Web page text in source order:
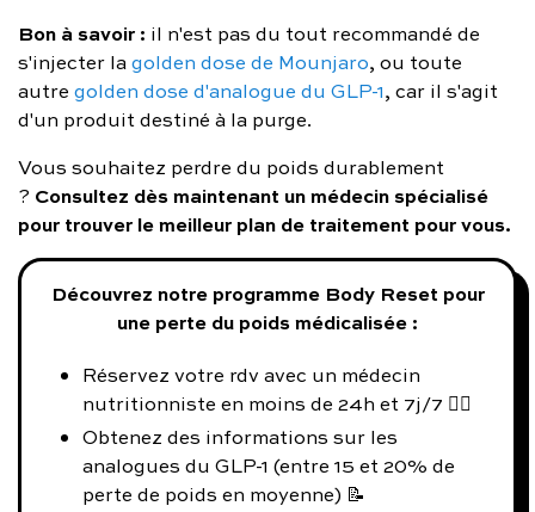
Bon à savoir : il n'est pas du tout recommandé de
s'injecter lagolden dose de Mounjaro, ou toute
autre golden dose d'analogue du GLP-1, car il s'agit
d'un produit destiné à la purge.
Vous souhaitez perdre du poids durablement
? Consultez dès maintenant un médecin spécialisé
pour trouver le meilleur plan de traitement pour vous.
Découvrez notre programme Body Reset pour
une perte du poids médicalisée :
Réservez votre rdv avec un médecin
nutritionniste en moins de 24h et 7j/7 👨‍⚕️
Obtenez des informations sur les
analogues du GLP-1 (entre 15 et 20% de
perte de poids en moyenne) 📝